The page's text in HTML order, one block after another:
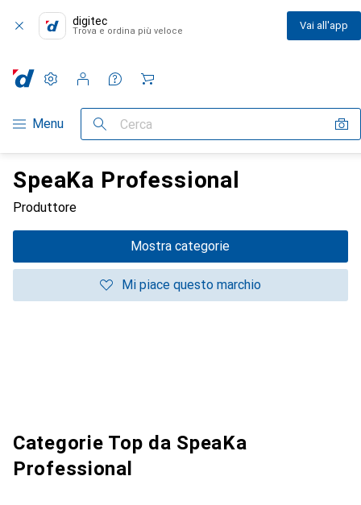
digitec
Trova e ordina più veloce Vai all'app
Categoria Navigazione
Menu Cerca
Impostazioni
Conto cliente
Liste di confronto
Liste dei desideri
Carrello
SpeaKa Professional
Produttore
Mostra categorie
Mi piace questo marchio
Categorie Top da SpeaKa
Professional